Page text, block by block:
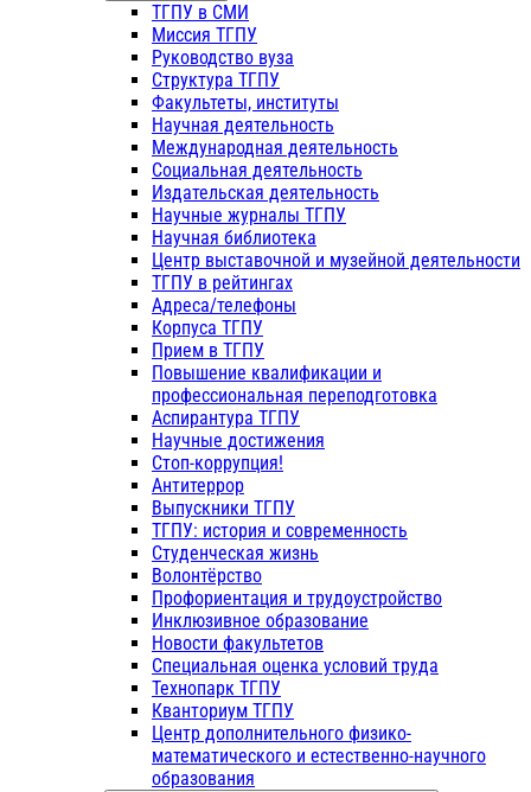
ТГПУ в СМИ
Миссия ТГПУ
Руководство вуза
Структура ТГПУ
Факультеты, институты
Научная деятельность
Международная деятельность
Социальная деятельность
Издательская деятельность
Научные журналы ТГПУ
Научная библиотека
Центр выставочной и музейной деятельности
ТГПУ в рейтингах
Адреса/телефоны
Корпуса ТГПУ
Прием в ТГПУ
Повышение квалификации и
профессиональная переподготовка
Аспирантура ТГПУ
Научные достижения
Стоп-коррупция!
Антитеррор
Выпускники ТГПУ
ТГПУ: история и современность
Студенческая жизнь
Волонтёрство
Профориентация и трудоустройство
Инклюзивное образование
Новости факультетов
Специальная оценка условий труда
Технопарк ТГПУ
Кванториум ТГПУ
Центр дополнительного физико-
математического и естественно-научного
образования